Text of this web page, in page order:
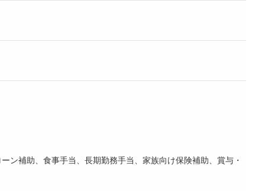
ン補助、食事手当、長期勤務手当、家族向け保険補助、賞与・